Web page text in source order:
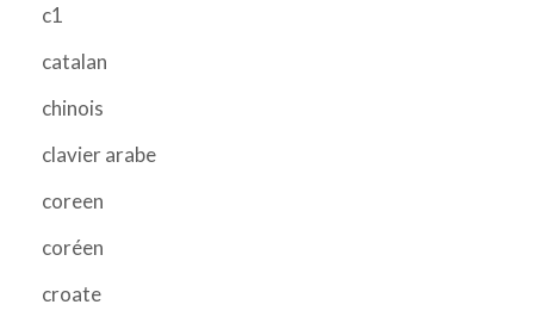
c1
catalan
chinois
clavier arabe
coreen
coréen
croate